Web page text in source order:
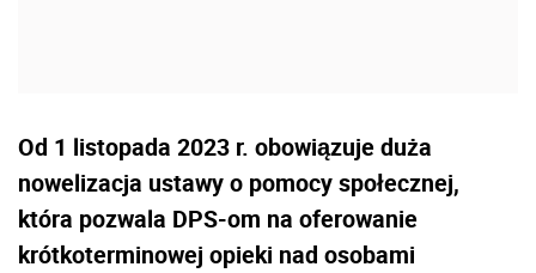
Od 1 listopada 2023 r. obowiązuje duża
nowelizacja ustawy o pomocy społecznej,
która pozwala DPS-om na oferowanie
krótkoterminowej opieki nad osobami